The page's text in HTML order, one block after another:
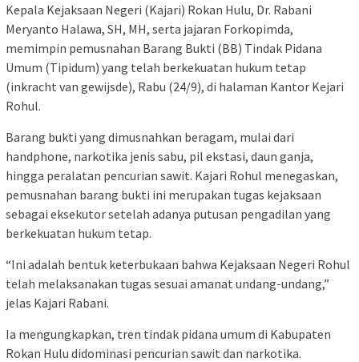
Kepala Kejaksaan Negeri (Kajari) Rokan Hulu, Dr. Rabani
Meryanto Halawa, SH, MH, serta jajaran Forkopimda,
memimpin pemusnahan Barang Bukti (BB) Tindak Pidana
Umum (Tipidum) yang telah berkekuatan hukum tetap
(inkracht van gewijsde), Rabu (24/9), di halaman Kantor Kejari
Rohul.
Barang bukti yang dimusnahkan beragam, mulai dari
handphone, narkotika jenis sabu, pil ekstasi, daun ganja,
hingga peralatan pencurian sawit. Kajari Rohul menegaskan,
pemusnahan barang bukti ini merupakan tugas kejaksaan
sebagai eksekutor setelah adanya putusan pengadilan yang
berkekuatan hukum tetap.
“Ini adalah bentuk keterbukaan bahwa Kejaksaan Negeri Rohul
telah melaksanakan tugas sesuai amanat undang-undang,”
jelas Kajari Rabani.
Ia mengungkapkan, tren tindak pidana umum di Kabupaten
Rokan Hulu didominasi pencurian sawit dan narkotika.